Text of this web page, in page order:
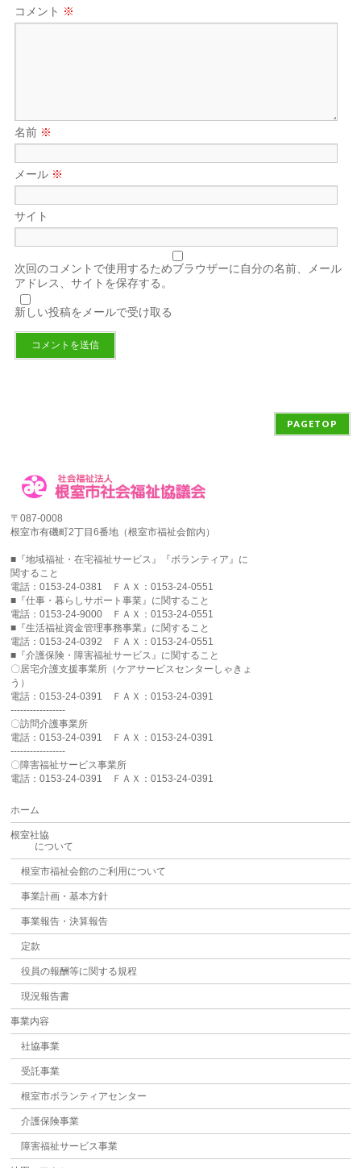
コメント ※
名前 ※
メール ※
サイト
次回のコメントで使用するためブラウザーに自分の名前、メール
アドレス、サイトを保存する。
新しい投稿をメールで受け取る
PAGETOP
〒087-0008
根室市有磯町2丁目6番地（根室市福祉会館内）
■『地域福祉・在宅福祉サービス』『ボランティア』に
関すること
電話：0153-24-0381 ＦＡＸ：0153-24-0551
■『仕事・暮らしサポート事業』に関すること
電話：0153-24-9000 ＦＡＸ：0153-24-0551
■『生活福祉資金管理事務事業』に関すること
電話：0153-24-0392 ＦＡＸ：0153-24-0551
■『介護保険・障害福祉サービス』に関すること
〇居宅介護支援事業所（ケアサービスセンターしゃきょ
う）
電話：0153-24-0391 ＦＡＸ：0153-24-0391
-----------------
〇訪問介護事業所
電話：0153-24-0391 ＦＡＸ：0153-24-0391
-----------------
〇障害福祉サービス事業所
電話：0153-24-0391 ＦＡＸ：0153-24-0391
ホーム
根室社協
について
根室市福祉会館のご利用について
事業計画・基本方針
事業報告・決算報告
定款
役員の報酬等に関する規程
現況報告書
事業内容
社協事業
受託事業
根室市ボランティアセンター
介護保険事業
障害福祉サービス事業